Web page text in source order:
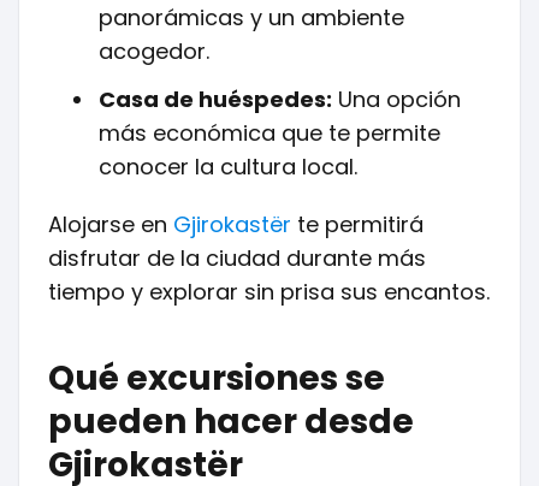
panorámicas y un ambiente
acogedor.
Casa de huéspedes: Una opción
más económica que te permite
conocer la cultura local.
Alojarse en Gjirokastër te permitirá
disfrutar de la ciudad durante más
tiempo y explorar sin prisa sus encantos.
Qué excursiones se
pueden hacer desde
Gjirokastër